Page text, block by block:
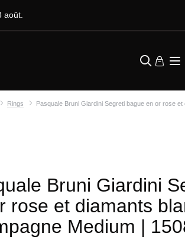
août.
Rings Pasquale Bruni Giardini Segreti bague en or rose
Bruni Giardini
rose et diamants
Medium |